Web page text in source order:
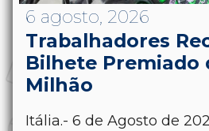
6 agosto, 2026
Trabalhadores
Bilhete Premiado
Milhão
Itália.- 6 de Agosto de